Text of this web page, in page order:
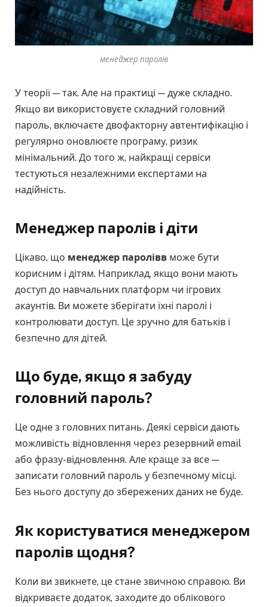
менеджер паролів
У теорії — так. Але на практиці — дуже складно.
Якщо ви використовуєте складний головний
пароль, включаєте двофакторну автентифікацію і
регулярно оновлюєте програму, ризик
мінімальний. До того ж, найкращі сервіси
тестуються незалежними експертами на
надійність.
Менеджер паролів і діти
Цікаво, що менеджер паролівв може бути
корисним і дітям. Наприклад, якщо вони мають
доступ до навчальних платформ чи ігрових
акаунтів. Ви можете зберігати їхні паролі і
контролювати доступ. Це зручно для батьків і
безпечно для дітей.
Що буде, якщо я забуду
головний пароль?
Це одне з головних питань. Деякі сервіси дають
можливість відновлення через резервний email
або фразу-відновлення. Але краще за все —
записати головний пароль у безпечному місці.
Без нього доступу до збережених даних не буде.
Як користуватися менеджером
паролів щодня?
Коли ви звикнете, це стане звичною справою. Ви
відкриваєте додаток, заходите до облікового